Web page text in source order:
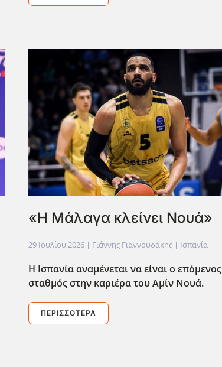
«Η Μάλαγα κλείνει Νουά»
29 Ιουλίου 2026 | Γιάννης Γιαννουδάκης | Ισπανία
Η Ισπανία αναμένεται να είναι ο επόμενος
σταθμός στην καριέρα του Αμίν Νουά.
ΠΕΡΙΣΣΌΤΕΡΑ